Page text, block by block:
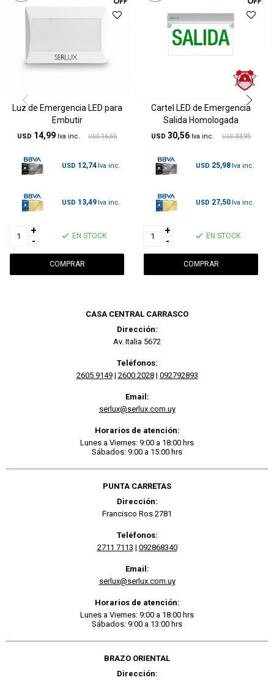
Luz de Emergencia LED para
Embutir
USD 14,99 USD 16,65
USD 12,74
USD 13,49
+
-
EN STOCK
Cartel LED de Emergencia
Salida Homologada
USD 30,56 USD 33,95
USD 25,98
USD 27,50
+
-
EN STOCK
CASA CENTRAL CARRASCO
Dirección:
Av. Italia 5672
Teléfonos:
2605 9149| 2600 2028| 092792893
Email:
serlux@serlux.com.uy
Horarios de atención:
Lunes a Viernes: 9:00 a 18:00 hrs
Sábados: 9:00 a 15:00 hrs
PUNTA CARRETAS
Dirección:
Francisco Ros 2781
Teléfonos:
2711 7113 | 092868340
Email:
serlux@serlux.com.uy
Horarios de atención:
Lunes a Viernes: 9:00 a 18:00 hrs
Sábados: 9:00 a 13:00 hrs
BRAZO ORIENTAL
Dirección: